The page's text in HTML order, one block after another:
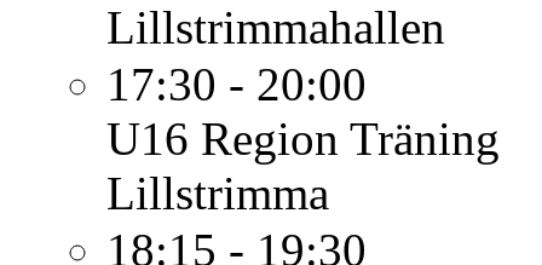
Lillstrimmahallen
17:30 - 20:00
U16 Region Träning
Lillstrimma
18:15 - 19:30